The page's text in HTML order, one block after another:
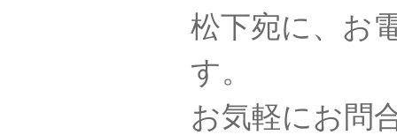
松下宛に、お
す。
お気軽にお問